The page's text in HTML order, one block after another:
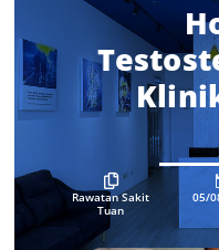

Rawatan Sakit
Tuan
05/